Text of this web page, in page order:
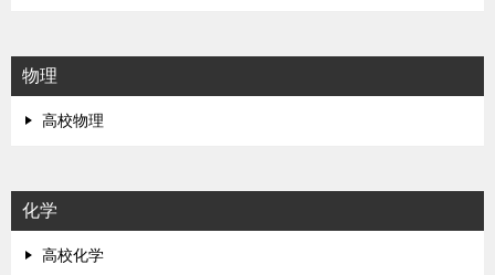
物理
高校物理
化学
高校化学